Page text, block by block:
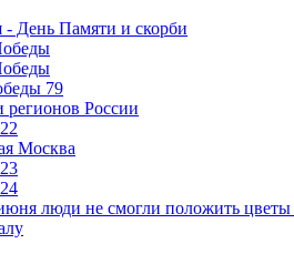
- День Памяти и скорби
79
регионов России
Москва